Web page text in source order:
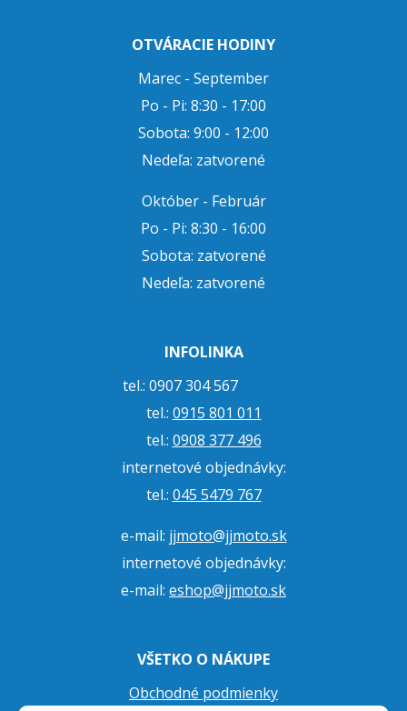
OTVÁRACIE HODINY
Marec - September
Po - Pi: 8:30 - 17:00
Sobota: 9:00 - 12:00
Nedeľa: zatvorené
Október - Február
Po - Pi: 8:30 - 16:00
Sobota: zatvorené
Nedeľa: zatvorené
INFOLINKA
tel.: 0907 304 567
tel.: 0915 801 011
tel.: 0908 377 496
internetové objednávky:
tel.: 045 5479 767
e-mail: jjmoto@jjmoto.sk
internetové objednávky:
e-mail: eshop@jjmoto.sk
VŠETKO O NÁKUPE
Obchodné podmienky